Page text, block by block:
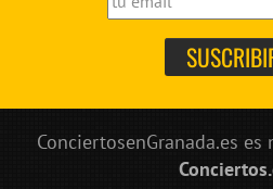
ConciertosenGranada.es